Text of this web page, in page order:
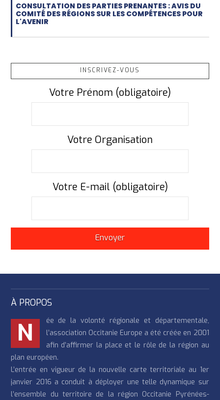
CONSULTATION DES PARTIES PRENANTES : AVIS DU
COMITÉ DES RÉGIONS SUR LES COMPÉTENCES POUR
L'AVENIR
INSCRIVEZ-VOUS
Votre Prénom (obligatoire)
Votre Organisation
Votre E-mail (obligatoire)
À PROPOS
N
ée de la volonté régionale et départementale,
l’association Occitanie Europe a été créée en 2001
afin d’affirmer la place et le rôle de la région au
plan européen.
L’entrée en vigueur de la nouvelle carte territoriale au 1er
janvier 2016 a conduit à déployer une telle dynamique sur
l’ensemble du territoire de la région Occitanie Pyrénées-